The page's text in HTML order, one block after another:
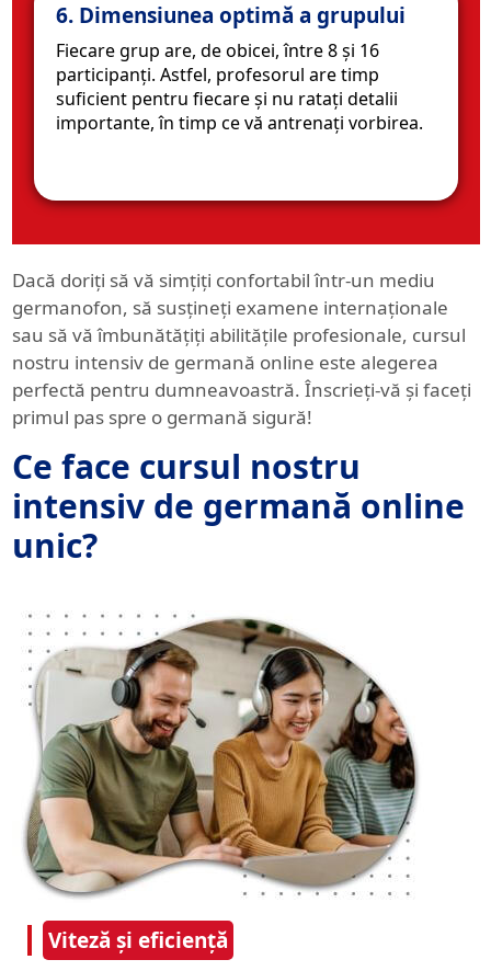
6. Dimensiunea optimă a grupului
Fiecare grup are, de obicei, între 8 și 16
participanți. Astfel, profesorul are timp
suficient pentru fiecare și nu ratați detalii
importante, în timp ce vă antrenați vorbirea.
Dacă doriți să vă simțiți confortabil într-un mediu
germanofon, să susțineți examene internaționale
sau să vă îmbunătățiți abilitățile profesionale, cursul
nostru intensiv de germană online este alegerea
perfectă pentru dumneavoastră. Înscrieți-vă și faceți
primul pas spre o germană sigură!
Ce face cursul nostru
intensiv de germană online
unic?
Viteză și eficiență